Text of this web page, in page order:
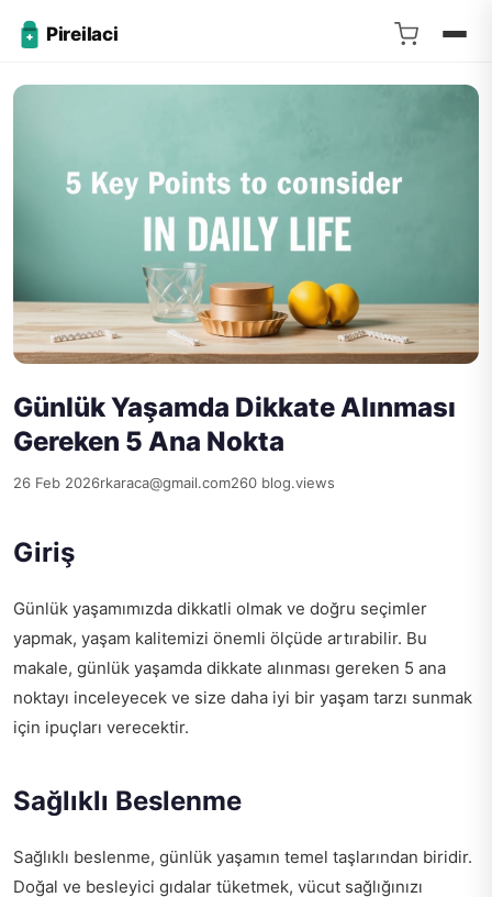
Pireilaci
Günlük Yaşamda Dikkate Alınması
Gereken 5 Ana Nokta
26 Feb 2026rkaraca@gmail.com260 blog.views
Giriş
Günlük yaşamımızda dikkatli olmak ve doğru seçimler
yapmak, yaşam kalitemizi önemli ölçüde artırabilir. Bu
makale, günlük yaşamda dikkate alınması gereken 5 ana
noktayı inceleyecek ve size daha iyi bir yaşam tarzı sunmak
için ipuçları verecektir.
Sağlıklı Beslenme
Sağlıklı beslenme, günlük yaşamın temel taşlarından biridir.
Doğal ve besleyici gıdalar tüketmek, vücut sağlığınızı